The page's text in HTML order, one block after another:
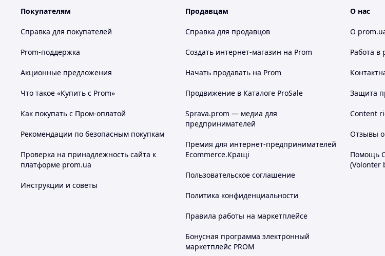
Покупателям
Справка для покупателей
Prom-поддержка
Акционные предложения
Что такое «Купить с Prom»
Как покупать с Пром-оплатой
Рекомендации по безопасным покупкам
Проверка на принадлежность сайта к
платформе prom.ua
Инструкции и советы
Продавцам
Справка для продавцов
Создать интернет-магазин на Prom
Начать продавать на Prom
Продвижение в Каталоге ProSale
Sprava.prom — медиа для
предпринимателей
Премия для интернет-предпринимателей
Ecommerce.Кращі
Пользовательское соглашение
Политика конфиденциальности
Правила работы на маркетплейсе
Бонусная программа электронный
маркетплейс PROM
О нас
О
Работа в
Защита
Content
Отзывы
Помощь
(Volonter